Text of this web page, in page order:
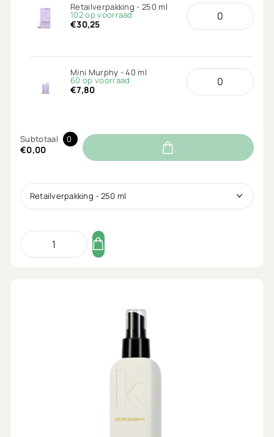
Retailverpakking - 250 ml
102 op voorraad
€30,25
Mini Murphy - 40 ml
60 op voorraad
€7,80
Subtotaal 0
€0,00